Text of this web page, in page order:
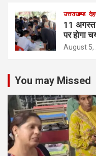
उत्तराखण्ड
11 अगस्त
पर होगा
August 5,
You may Missed